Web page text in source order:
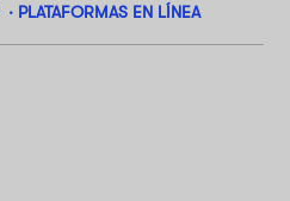
PLATAFORMAS EN LÍNEA